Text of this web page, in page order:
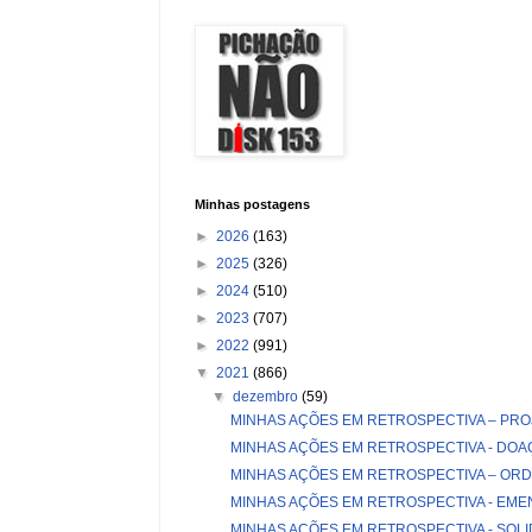
Minhas postagens
► 2026 (163)
► 2025 (326)
► 2024 (510)
► 2023 (707)
► 2022 (991)
▼ 2021 (866)
▼dezembro(59)
MINHAS AÇÕES EM RETROSPECTIVA –
MINHAS AÇÕES EM RETROSPECTIVA -
MINHAS AÇÕES EM RETROSPECTIVA –
MINHAS AÇÕES EM RETROSPECTIVA -